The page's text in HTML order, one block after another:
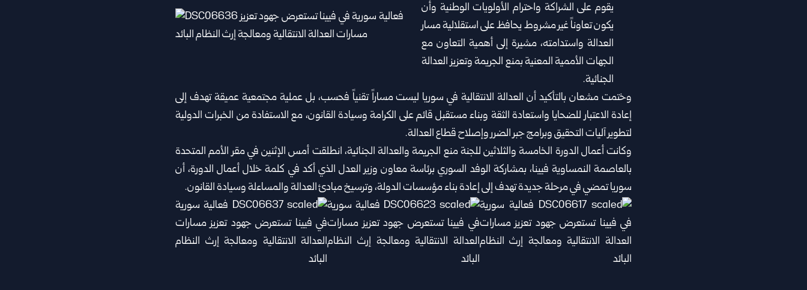
يقوم على الشراكة واحترام الأولويات الوطنية وأن
‏يكون تعاوناً غير مشروط يحافظ على استقلالية مسار
العدالة واستدامته، ‏مشيرة إلى أهمية التعاون مع
الجهات الأممية المعنية بمنع الجريمة وتعزيز ‏العدالة
الجنائية.
وختمت مشعان بالتأكيد أن العدالة الانتقالية في سوريا ليست مساراً تقنياً ‏فحسب، بل عملية مجتمعية عميقة تهدف إلى
إعادة الاعتبار للضحايا ‏واستعادة الثقة وبناء مستقبل قائم على الكرامة وسيادة القانون، مع الاستفادة ‏من الخبرات الدولية
لتطوير آليات التحقيق وبرامج جبر الضرر وإصلاح ‏قطاع العدالة.
وكانت أعمال الدورة الخامسة والثلاثين للجنة منع الجريمة والعدالة الجنائية، ‏انطلقت أمس الإثنين ‏في مقر الأمم المتحدة
بالعاصمة النمساوية فيينا، ‏بمشاركة الوفد السوري برئاسة معاون وزير العدل الذي أكد ‏في كلمة خلال أعمال الدورة، أن
سوريا تمضي في مرحلة جديدة تهدف ‏إلى ‏إعادة بناء مؤسسات الدولة، وترسيخ مبادئ العدالة والمساءلة وسيادة ‏القانون.